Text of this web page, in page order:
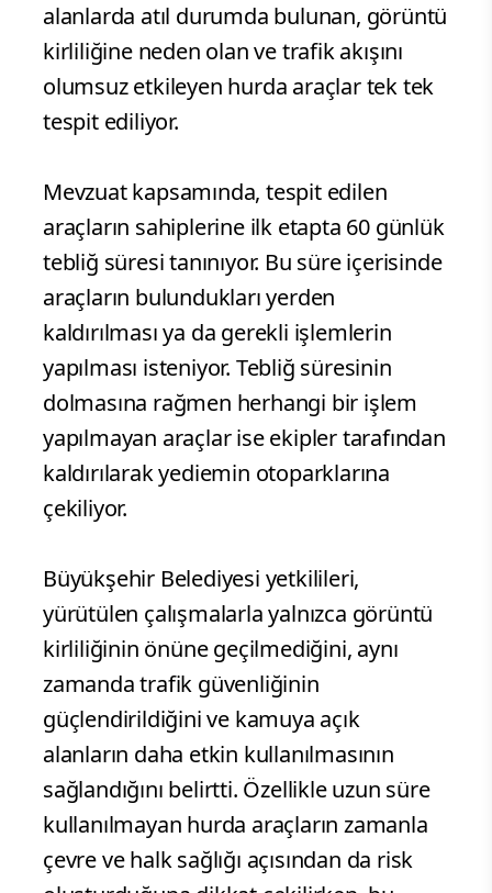
alanlarda atıl durumda bulunan, görüntü
kirliliğine neden olan ve trafik akışını
olumsuz etkileyen hurda araçlar tek tek
tespit ediliyor.
Mevzuat kapsamında, tespit edilen
araçların sahiplerine ilk etapta 60 günlük
tebliğ süresi tanınıyor. Bu süre içerisinde
araçların bulundukları yerden
kaldırılması ya da gerekli işlemlerin
yapılması isteniyor. Tebliğ süresinin
dolmasına rağmen herhangi bir işlem
yapılmayan araçlar ise ekipler tarafından
kaldırılarak yediemin otoparklarına
çekiliyor.
Büyükşehir Belediyesi yetkilileri,
yürütülen çalışmalarla yalnızca görüntü
kirliliğinin önüne geçilmediğini, aynı
zamanda trafik güvenliğinin
güçlendirildiğini ve kamuya açık
alanların daha etkin kullanılmasının
sağlandığını belirtti. Özellikle uzun süre
kullanılmayan hurda araçların zamanla
çevre ve halk sağlığı açısından da risk